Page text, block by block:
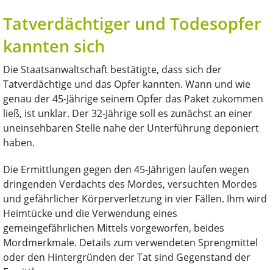
Tatverdächtiger und Todesopfer
kannten sich
Die Staatsanwaltschaft bestätigte, dass sich der
Tatverdächtige und das Opfer kannten. Wann und wie
genau der 45-Jährige seinem Opfer das Paket zukommen
ließ, ist unklar. Der 32-Jährige soll es zunächst an einer
uneinsehbaren Stelle nahe der Unterführung deponiert
haben.
Die Ermittlungen gegen den 45-Jährigen laufen wegen
dringenden Verdachts des Mordes, versuchten Mordes
und gefährlicher Körperverletzung in vier Fällen. Ihm wird
Heimtücke und die Verwendung eines
gemeingefährlichen Mittels vorgeworfen, beides
Mordmerkmale. Details zum verwendeten Sprengmittel
oder den Hintergründen der Tat sind Gegenstand der